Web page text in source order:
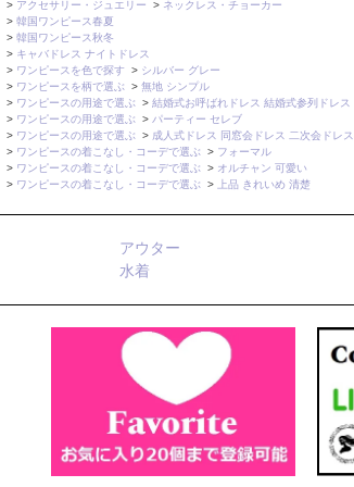
> アクセサリー・ジュエリー > ネックレス・チョーカー
> 韓国ワンピース春夏
> 韓国ワンピース秋冬
> キャバドレス ナイトドレス
> ワンピースを色で探す > シルバー グレー
> ワンピースを柄で選ぶ > 無地 シンプル
> ワンピースの用途で選ぶ > 結婚式お呼ばれドレス 結婚式参列ドレス
> ワンピースの用途で選ぶ > パーティー セレブ
> ワンピースの用途で選ぶ > 成人式ドレス 同窓会ドレス 二次会ドレス
> ワンピースの着こなし・コーデで選ぶ > フォーマル
> ワンピースの着こなし・コーデで選ぶ > オルチャン 可愛い
> ワンピースの着こなし・コーデで選ぶ > 上品 きれいめ 清楚
アウター
水着